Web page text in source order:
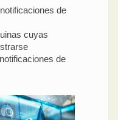
de
cuyas
de